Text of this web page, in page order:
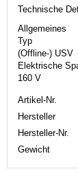
Technische
Allgemeines
Typ
(Offline-) USV
Elektrische
160 V
Artikel-Nr.
Hersteller
Hersteller-Nr.
Gewicht